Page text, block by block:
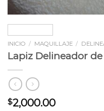
INICIO / MAQUILLAJE /
Lapiz Delineador
$2,000.00